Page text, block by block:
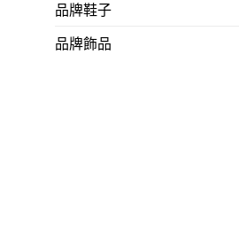
品牌鞋子
品牌飾品